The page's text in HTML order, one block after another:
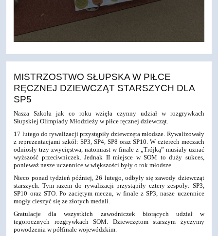
MISTRZOSTWO SŁUPSKA W PIŁCE
RĘCZNEJ DZIEWCZĄT STARSZYCH DLA
SP5
Nasza Szkoła jak co roku wzięła czynny udział w rozgrywkach
Słupskiej Olimpiady Młodzieży w piłce ręcznej dziewcząt.
17 lutego do rywalizacji przystąpiły dziewczęta młodsze. Rywalizowały
z reprezentacjami szkół: SP3, SP4, SP8 oraz SP10. W czterech meczach
odniosły trzy zwycięstwa, natomiast w finale z „Trójką” musiały uznać
wyższość przeciwniczek. Jednak II miejsce w SOM to duży sukces,
ponieważ nasze uczennice w większości były o rok młodsze.
Nieco ponad tydzień później, 26 lutego, odbyły się zawody dziewcząt
starszych. Tym razem do rywalizacji przystąpiły cztery zespoły: SP3,
SP10 oraz STO. Po zaciętym meczu, w finale z SP3, nasze uczennice
mogły cieszyć się ze złotych medali.
Gratulacje dla wszystkich zawodniczek biorących udział w
tegorocznych rozgrywkach SOM. Dziewczętom starszym życzymy
powodzenia w półfinale wojewódzkim.